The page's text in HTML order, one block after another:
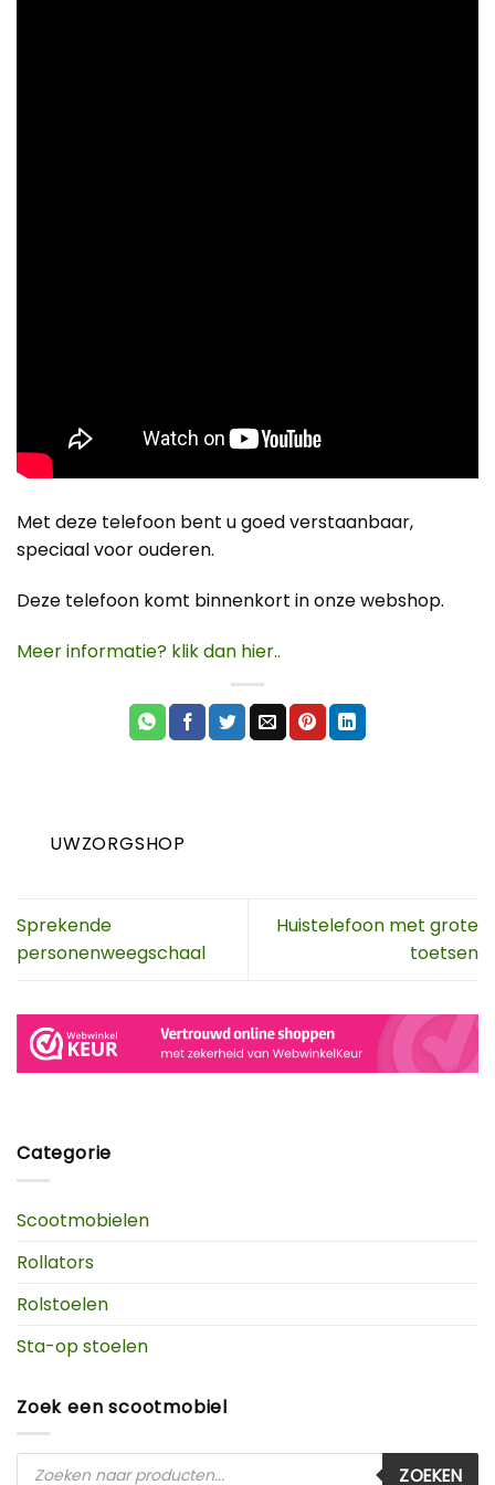
Met deze telefoon bent u goed verstaanbaar,
speciaal voor ouderen.
Deze telefoon komt binnenkort in onze webshop.
Meer informatie? klik dan hier..
UWZORGSHOP
Sprekende
personenweegschaal
Huistelefoon met grote
toetsen
Categorie
Scootmobielen
Rollators
Rolstoelen
Sta-op stoelen
Zoek een scootmobiel
Producten
zoeken
ZOEKEN